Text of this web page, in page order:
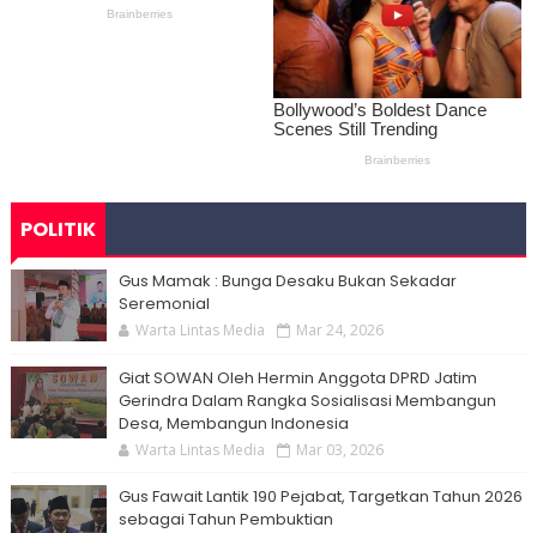
POLITIK
Gus Mamak : Bunga Desaku Bukan Sekadar
Seremonial
Warta Lintas Media Mar 24, 2026
Giat SOWAN Oleh Hermin Anggota DPRD Jatim
Gerindra Dalam Rangka Sosialisasi Membangun
Desa, Membangun Indonesia
Warta Lintas Media Mar 03, 2026
Gus Fawait Lantik 190 Pejabat, Targetkan Tahun 2026
sebagai Tahun Pembuktian